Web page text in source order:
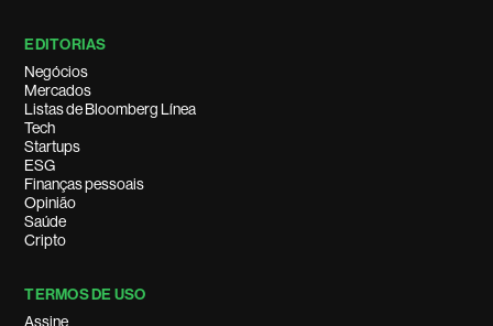
EDITORIAS
Negócios
Mercados
Listas de Bloomberg Línea
Tech
Startups
ESG
Finanças pessoais
Opinião
Saúde
Cripto
TERMOS DE USO
Assine